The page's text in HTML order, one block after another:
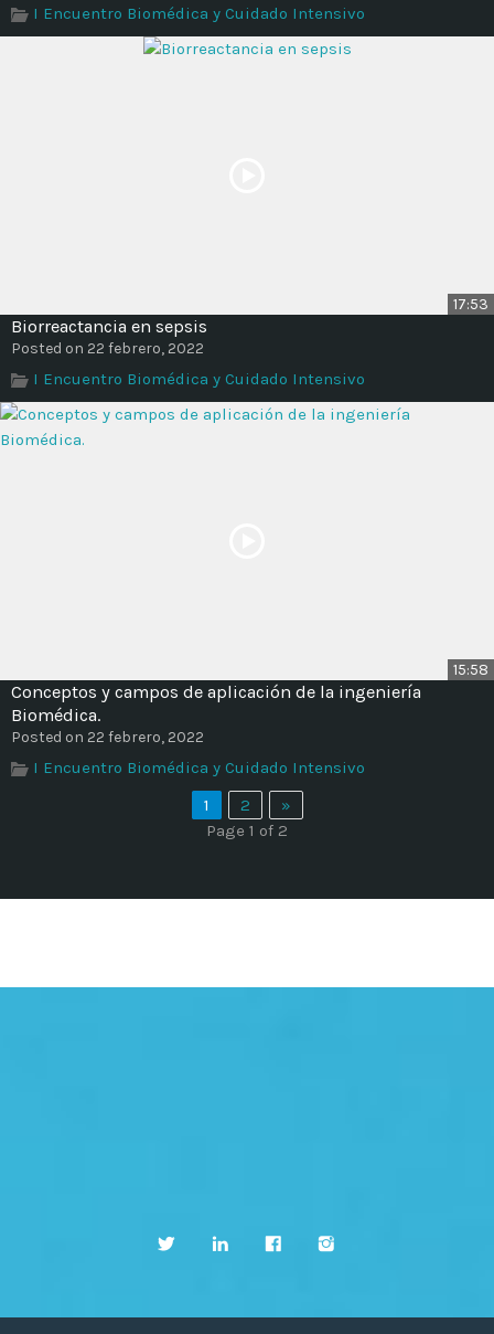
I Encuentro Biomédica y Cuidado Intensivo
17:53
Biorreactancia en sepsis
Posted on 22 febrero, 2022
I Encuentro Biomédica y Cuidado Intensivo
15:58
Conceptos y campos de aplicación de la ingeniería
Biomédica.
Posted on 22 febrero, 2022
I Encuentro Biomédica y Cuidado Intensivo
1
2
»
Page 1 of 2